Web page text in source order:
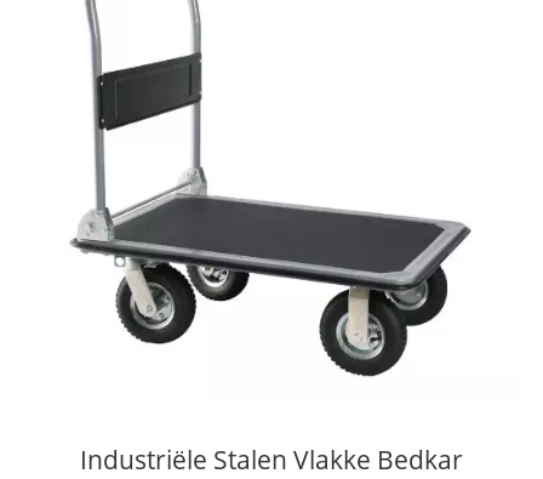
Industriële Stalen Vlakke Bedkar